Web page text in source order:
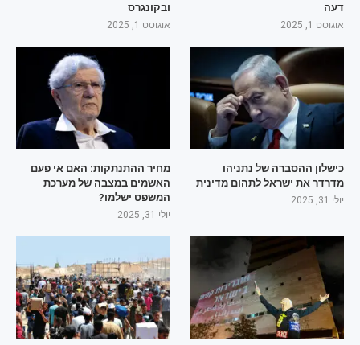
דעה
אוגוסט 1, 2025
ובקונגרס
אוגוסט 1, 2025
כישלון ההסברה של נתניהו
מדרדר את ישראל לתהום מדינית
יולי 31, 2025
מחיר ההתנתקות: האם אי פעם
האשמים במצבה של מערכת
המשפט ישלמו?
יולי 31, 2025